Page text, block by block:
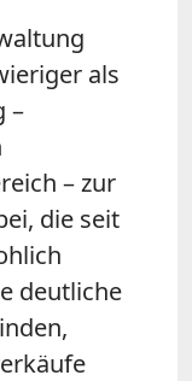
als
–
– zur
die seit
deutliche